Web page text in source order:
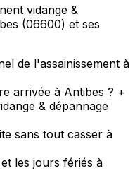
vidange &
(06600) et ses
de l'assainissement à
arrivée à Antibes ? +
& dépannage
sans tout casser à
les jours fériés à